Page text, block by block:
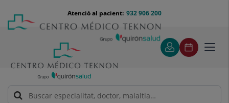
contingut
Menú
teléfono
cabecera
932 906 200
Atenció al pacient: